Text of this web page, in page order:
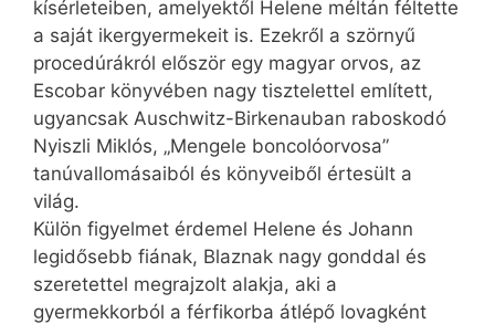
kísérleteiben, amelyektől Helene méltán féltette
a saját ikergyermekeit is. Ezekről a szörnyű
procedúrákról először egy magyar orvos, az
Escobar könyvében nagy tisztelettel említett,
ugyancsak Auschwitz-Birkenauban raboskodó
Nyiszli Miklós, „Mengele boncolóorvosa”
tanúvallomásaiból és könyveiből értesült a
világ.
Külön figyelmet érdemel Helene és Johann
legidősebb fiának, Blaznak nagy gonddal és
szeretettel megrajzolt alakja, aki a
gyermekkorból a férfikorba átlépő lovagként